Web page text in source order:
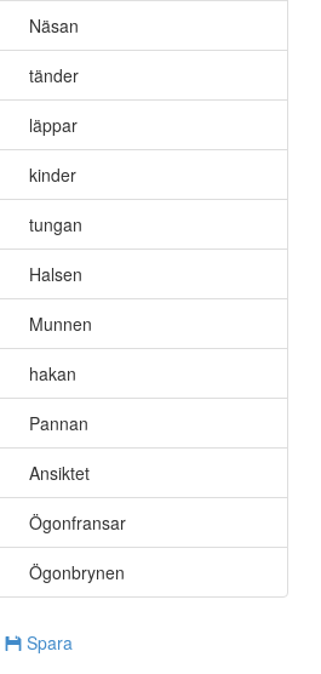
Näsan
tänder
läppar
kinder
tungan
Halsen
Munnen
hakan
Pannan
Ansiktet
Ögonfransar
Ögonbrynen
Spara